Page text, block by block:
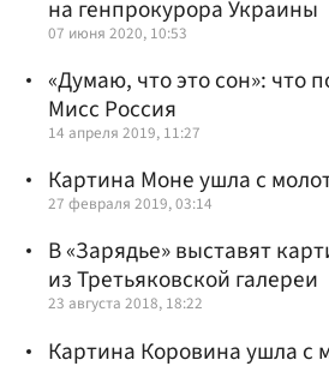
на генпрокурора Украины
07 июня 2020, 10:53
«Думаю, что это сон»: что
Мисс Россия
14 апреля 2019, 11:27
Картина Моне ушла с
27 февраля 2019, 03:14
В «Зарядье» выставят
из Третьяковской галереи
23 августа 2018, 18:22
Картина Коровина ушла с